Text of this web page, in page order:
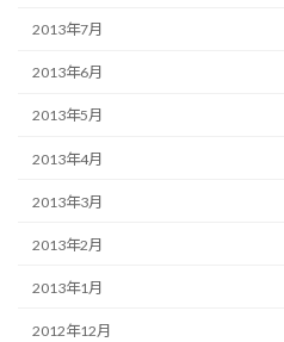
2013年7月
2013年6月
2013年5月
2013年4月
2013年3月
2013年2月
2013年1月
2012年12月